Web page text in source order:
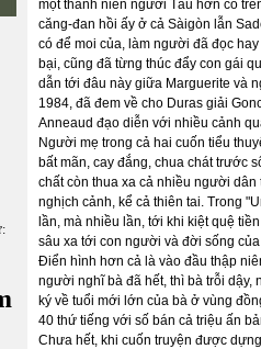
một thanh niên người Tầu hơn cô
căng-đan hồi ấy ở cả Sàigòn lẫn
có để moi của, làm người đã đọc
bại, cũng đã từng thúc đẩy con gái
dẫn tới đâu này giữa Marguerite và
1984, đã đem về cho Duras giải
Anneaud đạo diễn với nhiều cảnh
Người mẹ trong cả hai cuốn tiểu
bất mãn, cay đắng, chua chát trước
chất còn thua xa cả nhiều người
nghịch cảnh, kể cả thiên tai. Trong
lần, mà nhiều lần, tới khi kiệt quệ
sâu xa tới con người và đời sống
Điển hình hơn cả là vào đầu thập
người nghĩ bà đã hết, thì bà trỗi dậy,
ký về tuổi mới lớn của bà ở vùng
40 thứ tiếng với số bán cả triệu ấn
Chưa hết, khi cuốn truyện được